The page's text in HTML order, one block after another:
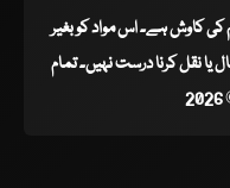
کی کاوش ہے۔ اس مواد کو بغیر
نقل کرنا درست نہیں۔ تمام